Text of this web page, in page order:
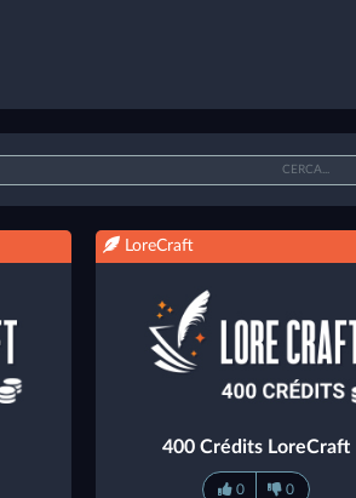
LoreCraft
400 Crédits LoreCraft
0 0